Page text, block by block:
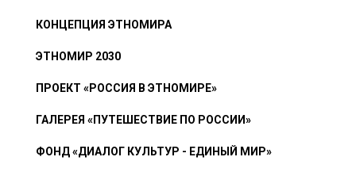
КОНЦЕПЦИЯ ЭТНОМИРА
ЭТНОМИР 2030
ПРОЕКТ «РОССИЯ В ЭТНОМИРЕ»
ГАЛЕРЕЯ «ПУТЕШЕСТВИЕ ПО РОССИИ»
ФОНД «ДИАЛОГ КУЛЬТУР - ЕДИНЫЙ МИР»